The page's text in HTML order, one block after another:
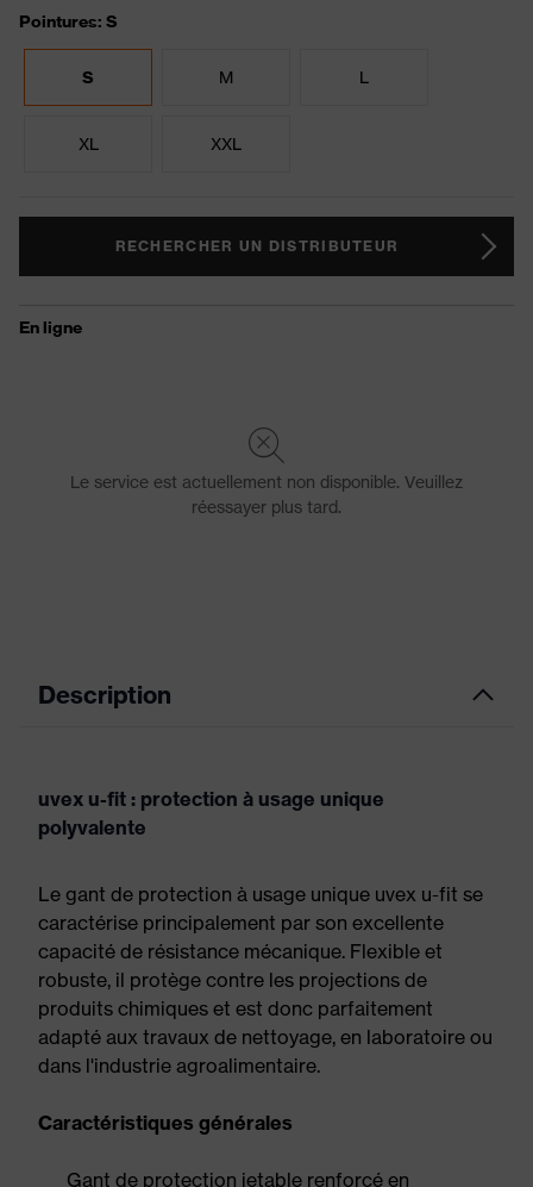
Pointures: S
S M L
XL XXL
RECHERCHER UN DISTRIBUTEUR
Description
uvex u-fit : protection à usage unique
polyvalente
Le gant de protection à usage unique uvex u-fit se
caractérise principalement par son excellente
capacité de résistance mécanique. Flexible et
robuste, il protège contre les projections de
produits chimiques et est donc parfaitement
adapté aux travaux de nettoyage, en laboratoire ou
dans l'industrie agroalimentaire.
Caractéristiques générales
Gant de protection jetable renforcé en